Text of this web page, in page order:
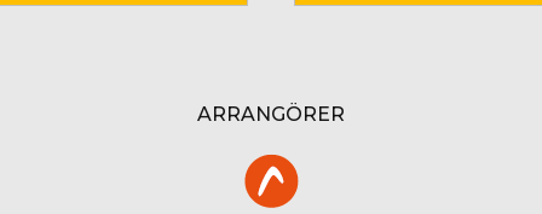
ARRANGÖRER